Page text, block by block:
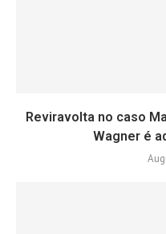
Reviravolta no caso
Wagner é